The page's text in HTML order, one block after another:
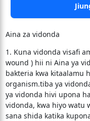
Aina za vidonda
1. Kuna vidonda visafi
wound ) hii ni Aina ya
bakteria kwa kitaalamu
organism.tiba ya
ya vidonda hivi upona
vidonda, kwa hiyo watu
sana shida katika